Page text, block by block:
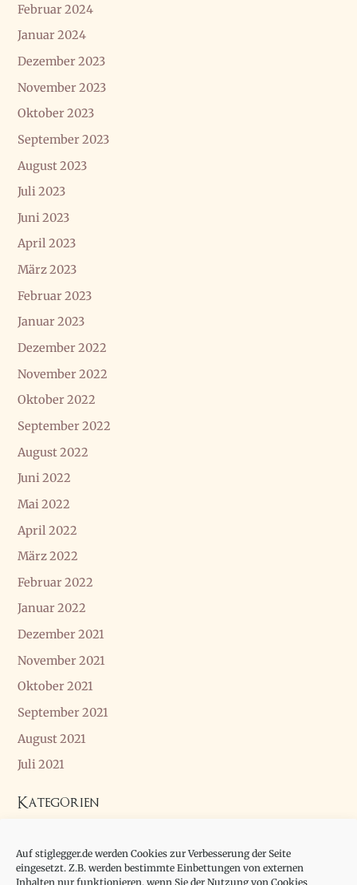
Auf stiglegger.de werden Cookies zur Verbesserung der Seite
eingesetzt. Z.B. werden bestimmte Einbettungen von externen
Inhalten nur funktionieren, wenn Sie der Nutzung von Cookies
Februar 2024
Januar 2024
Dezember 2023
November 2023
Oktober 2023
September 2023
August 2023
Juli 2023
Juni 2023
April 2023
März 2023
Februar 2023
Januar 2023
Dezember 2022
November 2022
Oktober 2022
September 2022
August 2022
Juni 2022
Mai 2022
April 2022
März 2022
Februar 2022
Januar 2022
Dezember 2021
November 2021
Oktober 2021
September 2021
August 2021
Juli 2021
Kategorien
Essay